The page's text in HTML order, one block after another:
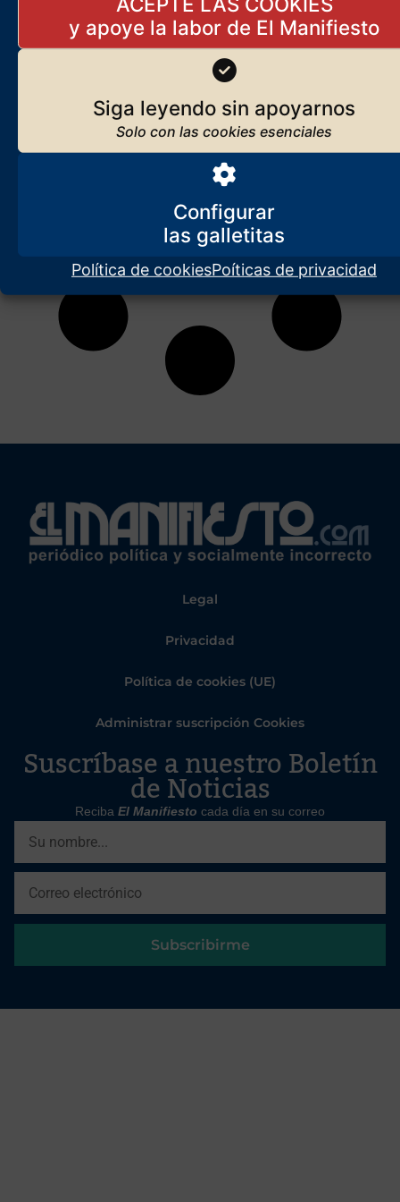
Siga leyendo sin apoyarnos
Configurar
Política de cookiesPoíticas de privacidad
Legal
Privacidad
Política de cookies (UE)
Administrar suscripción Cookies
Suscríbase a nuestro Boletín
de Noticias
Reciba El Manifiesto cada día en su correo
Subscribirme